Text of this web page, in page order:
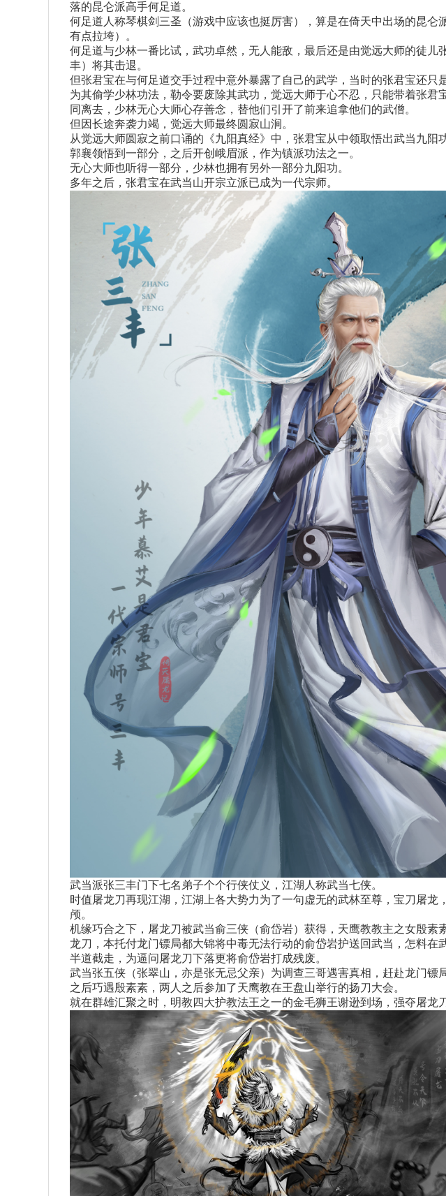
落的昆仑派高手何足道。
何足道人称琴棋剑三圣（游戏中应该也挺厉害），算是在倚天中出场的昆仑
有点拉垮）。
何足道与少林一番比试，武功卓然，无人能敌，最后还是由觉远大师的徒儿
丰）将其击退。
但张君宝在与何足道交手过程中意外暴露了自己的武学，当时的张君宝还只
为其偷学少林功法，勒令要废除其武功，觉远大师于心不忍，只能带着张君
同离去，少林无心大师心存善念，替他们引开了前来追拿他们的武僧。
但因长途奔袭力竭，觉远大师最终圆寂山涧。
从觉远大师圆寂之前口诵的《九阳真经》中，张君宝从中领取悟出武当九阳
郭襄领悟到一部分，之后开创峨眉派，作为镇派功法之一。
无心大师也听得一部分，少林也拥有另外一部分九阳功。
多年之后，张君宝在武当山开宗立派已成为一代宗师。
武当派张三丰门下七名弟子个个行侠仗义，江湖人称武当七侠。
时值屠龙刀再现江湖，江湖上各大势力为了一句虚无的武林至尊，宝刀屠龙
颅。
机缘巧合之下，屠龙刀被武当俞三侠（俞岱岩）获得，天鹰教教主之女殷素
龙刀，本托付龙门镖局都大锦将中毒无法行动的俞岱岩护送回武当，怎料在
半道截走，为逼问屠龙刀下落更将俞岱岩打成残废。
武当张五侠（张翠山，亦是张无忌父亲）为调查三哥遇害真相，赶赴龙门镖局
之后巧遇殷素素，两人之后参加了天鹰教在王盘山举行的扬刀大会。
就在群雄汇聚之时，明教四大护教法王之一的金毛狮王谢逊到场，强夺屠龙